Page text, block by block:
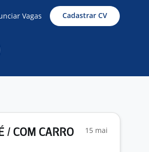
Vagas Cadastrar CV
/ COM CARRO
15 mai